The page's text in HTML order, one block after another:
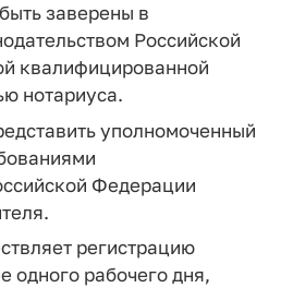
заверены в
Российской
квалифицированной
нотариуса.
уполномоченный
Федерации
регистрацию
одного рабочего дня,